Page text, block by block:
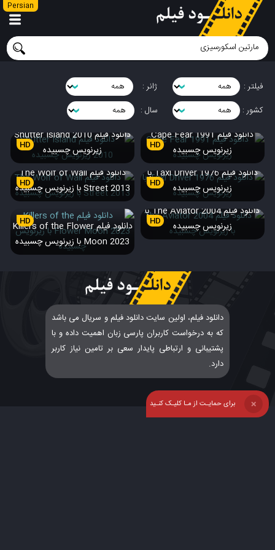
Persian
فیلتر :
ژانر :
کشور :
سال :
دانلود فیلم Cape Fear 1991
زیرنویس چسبیده
HD
دانلود فیلم Shutter Island 2010
زیرنویس چسبیده
HD
دانلود فیلم Taxi Driver 1976 با
زیرنویس چسبیده
HD
دانلود فیلم The Wolf of Wall
Street 2013 با زیرنویس چسبیده
HD
دانلود فیلم The Aviator 2004 با
زیرنویس چسبیده
HD
دانلود فیلم Killers of the Flower
Moon 2023 با زیرنویس چسبیده
HD
دانلود فیلم، اولین سایت دانلود فیلم و سریال می باشد
که به درخواست کاربران پارسی زبان اهمیت داده و با
پشتیبانی و ارتباطی پایدار سعی بر تامین نیاز کاربر
دارد.
برای حمایـت از مـا کلیـک کنـید ❌